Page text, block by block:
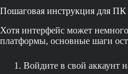
Пошаговая инструкция для
Хотя интерфейс может
платформы, основные шаги
Войдите в свой аккаунт